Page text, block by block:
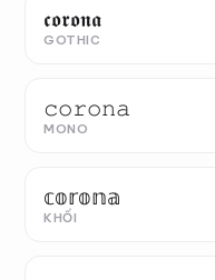
𝖈𝖔𝖗𝖔𝖓𝖆
GOTHIC
𝚌𝚘𝚛𝚘𝚗𝚊
MONO
𝕔𝕠𝕣𝕠𝕟𝕒
KHỐI